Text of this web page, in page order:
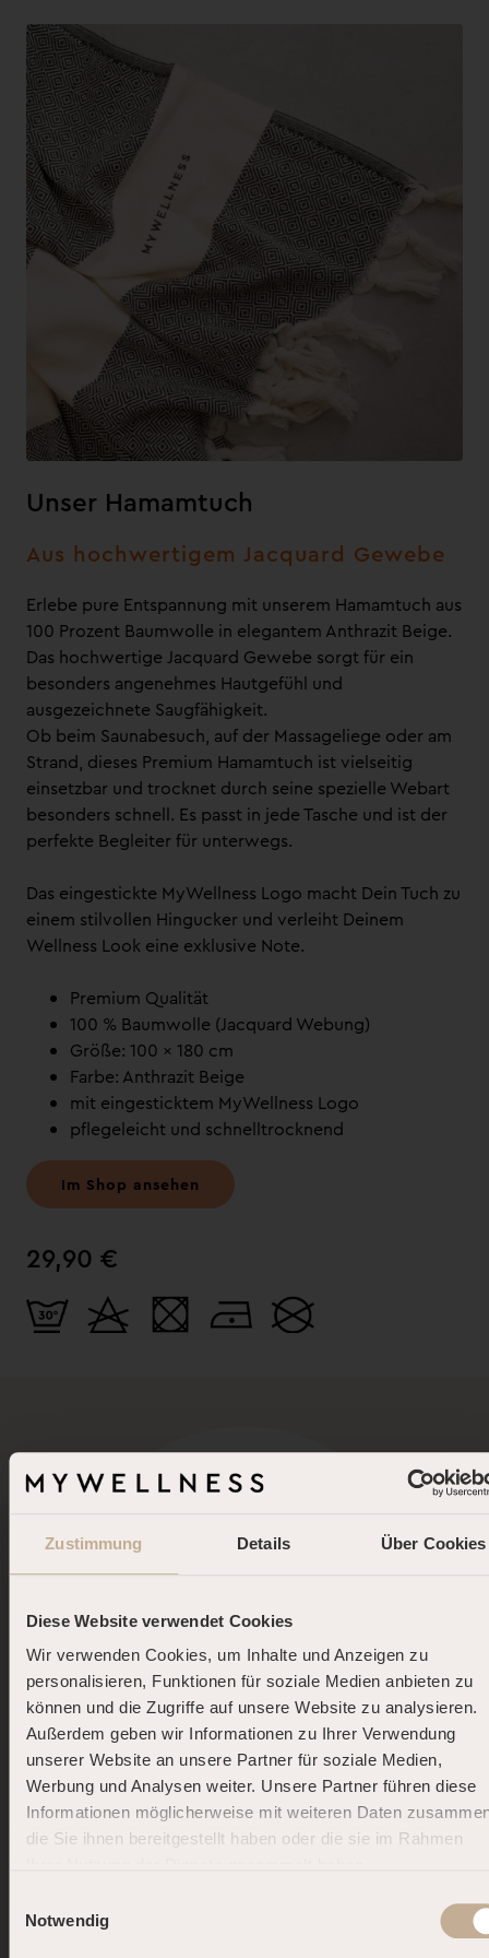
Zustimmung Details Über Cookies
Diese Website verwendet Cookies
Wir verwenden Cookies, um Inhalte und Anzeigen zu
personalisieren, Funktionen für soziale Medien anbieten zu
können und die Zugriffe auf unsere Website zu analysieren.
Außerdem geben wir Informationen zu Ihrer Verwendung
unserer Website an unsere Partner für soziale Medien,
Werbung und Analysen weiter. Unsere Partner führen diese
Informationen möglicherweise mit weiteren Daten
die Sie ihnen bereitgestellt haben oder die sie im Rahmen
Notwendig
Unser Hamamtuch
Aus hochwertigem Jacquard Gewebe
Erlebe pure Entspannung mit unserem Hamamtuch aus
100 Prozent Baumwolle in elegantem Anthrazit Beige.
Das hochwertige Jacquard Gewebe sorgt für ein
besonders angenehmes Hautgefühl und
ausgezeichnete Saugfähigkeit.
Ob beim Saunabesuch, auf der Massageliege oder am
Strand, dieses Premium Hamamtuch ist vielseitig
einsetzbar und trocknet durch seine spezielle Webart
besonders schnell. Es passt in jede Tasche und ist der
perfekte Begleiter für unterwegs.
Das eingestickte MyWellness Logo macht Dein Tuch zu
einem stilvollen Hingucker und verleiht Deinem
Wellness Look eine exklusive Note.
Premium Qualität
100 % Baumwolle (Jacquard Webung)
Größe: 100 × 180 cm
Farbe: Anthrazit Beige
mit eingesticktem MyWellness Logo
pflegeleicht und schnelltrocknend
Im Shop ansehen
29,90 €